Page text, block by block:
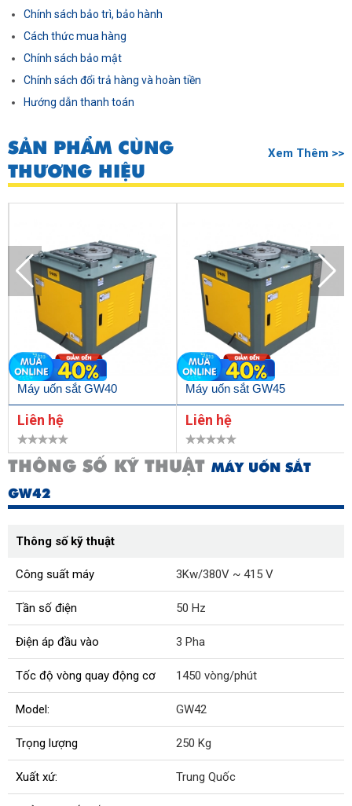
Chính sách bảo trì, bảo hành
Cách thức mua hàng
Chính sách bảo mật
Chính sách đổi trả hàng và hoàn tiền
Hướng dẫn thanh toán
SẢN PHẨM CÙNG
THƯƠNG HIỆU
Xem Thêm >>
Máy uốn sắt GW40
Liên hệ
Máy uốn sắt GW45
Liên hệ
THÔNG SỐ KỸ THUẬT MÁY UỐN SẮT
GW42
Thông số kỹ thuật
Công suất máy 3Kw/380V ~ 415 V
Tần số điện 50 Hz
Điện áp đầu vào 3 Pha
Tốc độ vòng quay động cơ 1450 vòng/phút
Model: GW42
Trọng lượng 250 Kg
Xuất xứ: Trung Quốc